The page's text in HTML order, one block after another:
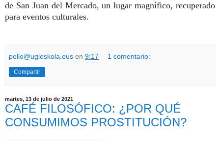
de San Juan del Mercado, un lugar magnífico, recuperado
para eventos culturales.
pello@ugleskola.eus en 9:17 1 comentario:
Compartir
martes, 13 de julio de 2021
CAFÉ FILOSÓFICO: ¿POR QUÉ
CONSUMIMOS PROSTITUCIÓN?